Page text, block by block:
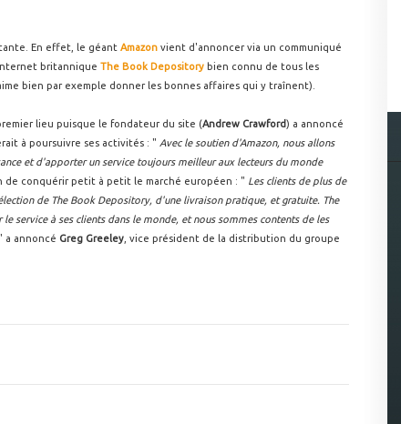
En effet, le géant Amazon vient d'annoncer via un communiqué
britannique The Book Depository bien connu de tous les
bien par exemple donner les bonnes affaires qui y traînent).
lieu puisque le fondateur du site (Andrew Crawford) a annoncé
à poursuivre ses activités : " Avec le soutien d'Amazon, nous allons
et d'apporter un service toujours meilleur aux lecteurs du monde
de conquérir petit à petit le marché européen : " Les clients de plus de
de The Book Depository, d'une livraison pratique, et gratuite. The
service à ses clients dans le monde, et nous sommes contents de les
a annoncé Greg Greeley , vice président de la distribution du groupe